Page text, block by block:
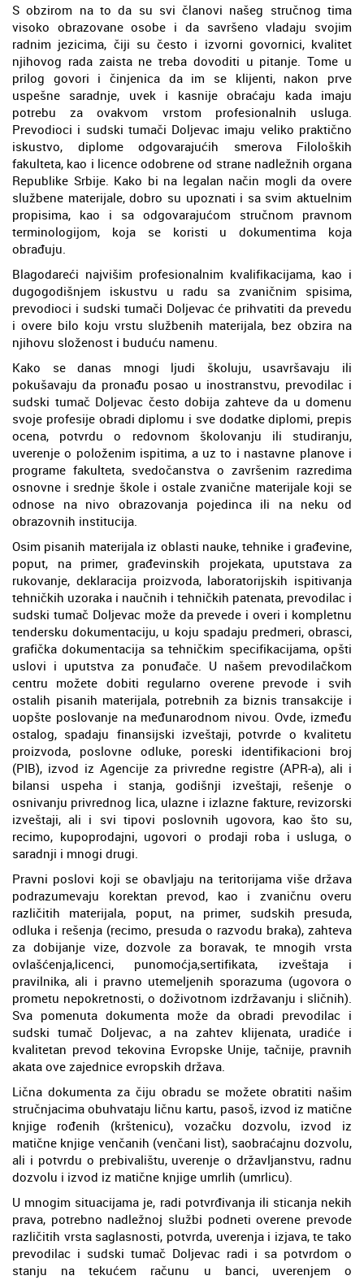
S obzirom na to da su svi članovi našeg stručnog tima
visoko obrazovane osobe i da savršeno vladaju svojim
radnim jezicima, čiji su često i izvorni govornici, kvalitet
njihovog rada zaista ne treba dovoditi u pitanje. Tome u
prilog govori i činjenica da im se klijenti, nakon prve
uspešne saradnje, uvek i kasnije obraćaju kada imaju
potrebu za ovakvom vrstom profesionalnih usluga.
Prevodioci i sudski tumači Doljevac imaju veliko praktično
iskustvo, diplome odgovarajućih smerova Filoloških
fakulteta, kao i licence odobrene od strane nadležnih organa
Republike Srbije. Kako bi na legalan način mogli da overe
službene materijale, dobro su upoznati i sa svim aktuelnim
propisima, kao i sa odgovarajućom stručnom pravnom
terminologijom, koja se koristi u dokumentima koja
obrađuju.
Blagodareći najvišim profesionalnim kvalifikacijama, kao i
dugogodišnjem iskustvu u radu sa zvaničnim spisima,
prevodioci i sudski tumači Doljevac će prihvatiti da prevedu
i overe bilo koju vrstu službenih materijala, bez obzira na
njihovu složenost i buduću namenu.
Kako se danas mnogi ljudi školuju, usavršavaju ili
pokušavaju da pronađu posao u inostranstvu, prevodilac i
sudski tumač Doljevac često dobija zahteve da u domenu
svoje profesije obradi diplomu i sve dodatke diplomi, prepis
ocena, potvrdu o redovnom školovanju ili studiranju,
uverenje o položenim ispitima, a uz to i nastavne planove i
programe fakulteta, svedočanstva o završenim razredima
osnovne i srednje škole i ostale zvanične materijale koji se
odnose na nivo obrazovanja pojedinca ili na neku od
obrazovnih institucija.
Osim pisanih materijala iz oblasti nauke, tehnike i građevine,
poput, na primer, građevinskih projekata, uputstava za
rukovanje, deklaracija proizvoda, laboratorijskih ispitivanja
tehničkih uzoraka i naučnih i tehničkih patenata, prevodilac i
sudski tumač Doljevac može da prevede i overi i kompletnu
tendersku dokumentaciju, u koju spadaju predmeri, obrasci,
grafička dokumentacija sa tehničkim specifikacijama, opšti
uslovi i uputstva za ponuđače. U našem prevodilačkom
centru možete dobiti regularno overene prevode i svih
ostalih pisanih materijala, potrebnih za biznis transakcije i
uopšte poslovanje na međunarodnom nivou. Ovde, između
ostalog, spadaju finansijski izveštaji, potvrde o kvalitetu
proizvoda, poslovne odluke, poreski identifikacioni broj
(PIB), izvod iz Agencije za privredne registre (APR-a), ali i
bilansi uspeha i stanja, godišnji izveštaji, rešenje o
osnivanju privrednog lica, ulazne i izlazne fakture, revizorski
izveštaji, ali i svi tipovi poslovnih ugovora, kao što su,
recimo, kupoprodajni, ugovori o prodaji roba i usluga, o
saradnji i mnogi drugi.
Pravni poslovi koji se obavljaju na teritorijama više država
podrazumevaju korektan prevod, kao i zvaničnu overu
različitih materijala, poput, na primer, sudskih presuda,
odluka i rešenja (recimo, presuda o razvodu braka), zahteva
za dobijanje vize, dozvole za boravak, te mnogih vrsta
ovlašćenja,licenci, punomoćja,sertifikata, izveštaja i
pravilnika, ali i pravno utemeljenih sporazuma (ugovora o
prometu nepokretnosti, o doživotnom izdržavanju i sličnih).
Sva pomenuta dokumenta može da obradi prevodilac i
sudski tumač Doljevac, a na zahtev klijenata, uradiće i
kvalitetan prevod tekovina Evropske Unije, tačnije, pravnih
akata ove zajednice evropskih država.
Lična dokumenta za čiju obradu se možete obratiti našim
stručnjacima obuhvataju ličnu kartu, pasoš, izvod iz matične
knjige rođenih (krštenicu), vozačku dozvolu, izvod iz
matične knjige venčanih (venčani list), saobraćajnu dozvolu,
ali i potvrdu o prebivalištu, uverenje o državljanstvu, radnu
dozvolu i izvod iz matične knjige umrlih (umrlicu).
U mnogim situacijama je, radi potvrđivanja ili sticanja nekih
prava, potrebno nadležnoj službi podneti overene prevode
različitih vrsta saglasnosti, potvrda, uverenja i izjava, te tako
prevodilac i sudski tumač Doljevac radi i sa potvrdom o
stanju na tekućem računu u banci, uverenjem o